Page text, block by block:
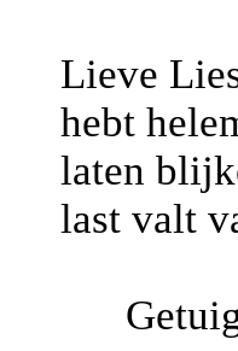
Lieve
hebt
laten
last valt